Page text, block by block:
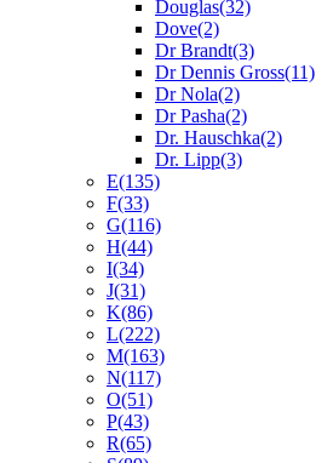
Douglas(32)
Dove(2)
Dr Brandt(3)
Dr Dennis Gross(11)
Dr Nola(2)
Dr Pasha(2)
Dr. Hauschka(2)
Dr. Lipp(3)
E(135)
F(33)
G(116)
H(44)
I(34)
J(31)
K(86)
L(222)
M(163)
N(117)
O(51)
P(43)
R(65)